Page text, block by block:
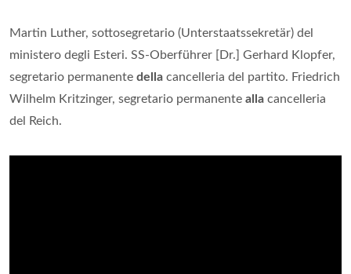
Martin Luther, sottosegretario (Unterstaatssekretär) del
ministero degli Esteri. SS-Oberführer [Dr.] Gerhard Klopfer,
segretario permanente della cancelleria del partito. Friedrich
Wilhelm Kritzinger, segretario permanente alla cancelleria
del Reich.